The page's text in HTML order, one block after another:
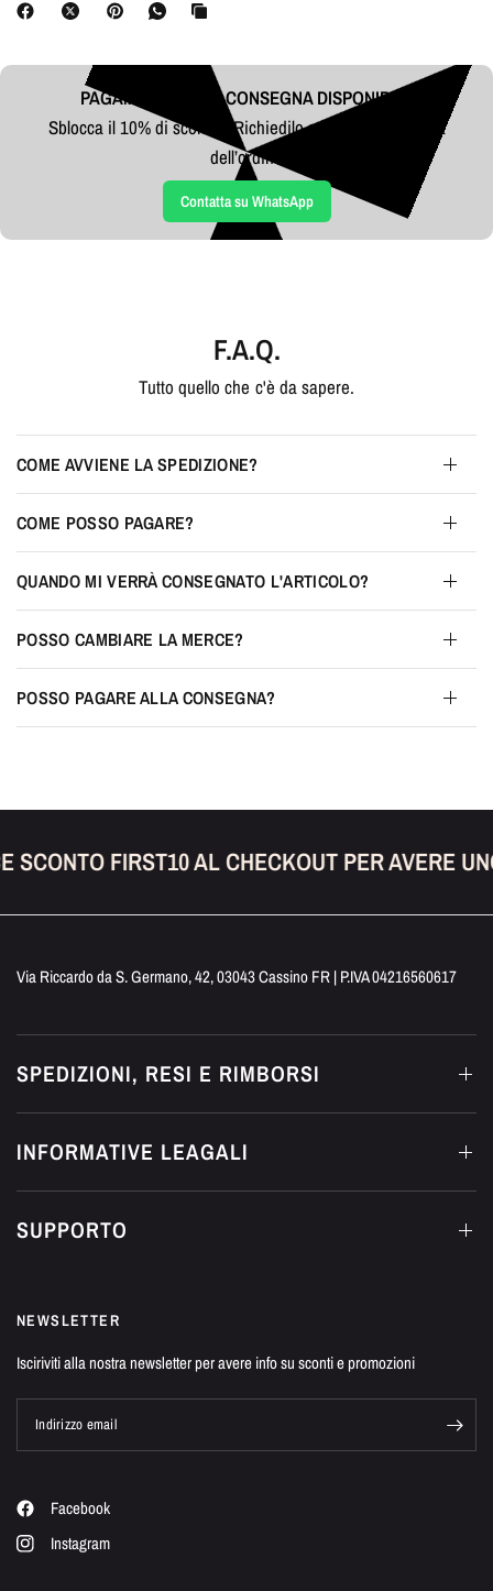
PAGAMENTO ALLA CONSEGNA DISPONIBILE
Sblocca il 10% di sconto - Richiedilo su WhatsApp prima
dell’ordine
Contatta su WhatsApp
F.A.Q.
Tutto quello che c'è da sapere.
COME AVVIENE LA SPEDIZIONE?
COME POSSO PAGARE?
QUANDO MI VERRÀ CONSEGNATO L'ARTICOLO?
POSSO CAMBIARE LA MERCE?
POSSO PAGARE ALLA CONSEGNA?
FIRST10 AL CHECKOUT PER AVERE
Via Riccardo da S. Germano, 42, 03043 Cassino FR | P.IVA 04216560617
SPEDIZIONI, RESI E RIMBORSI
INFORMATIVE LEAGALI
SUPPORTO
NEWSLETTER
Isciriviti alla nostra newsletter per avere info su sconti e promozioni
Indirizzo email
Facebook
Instagram